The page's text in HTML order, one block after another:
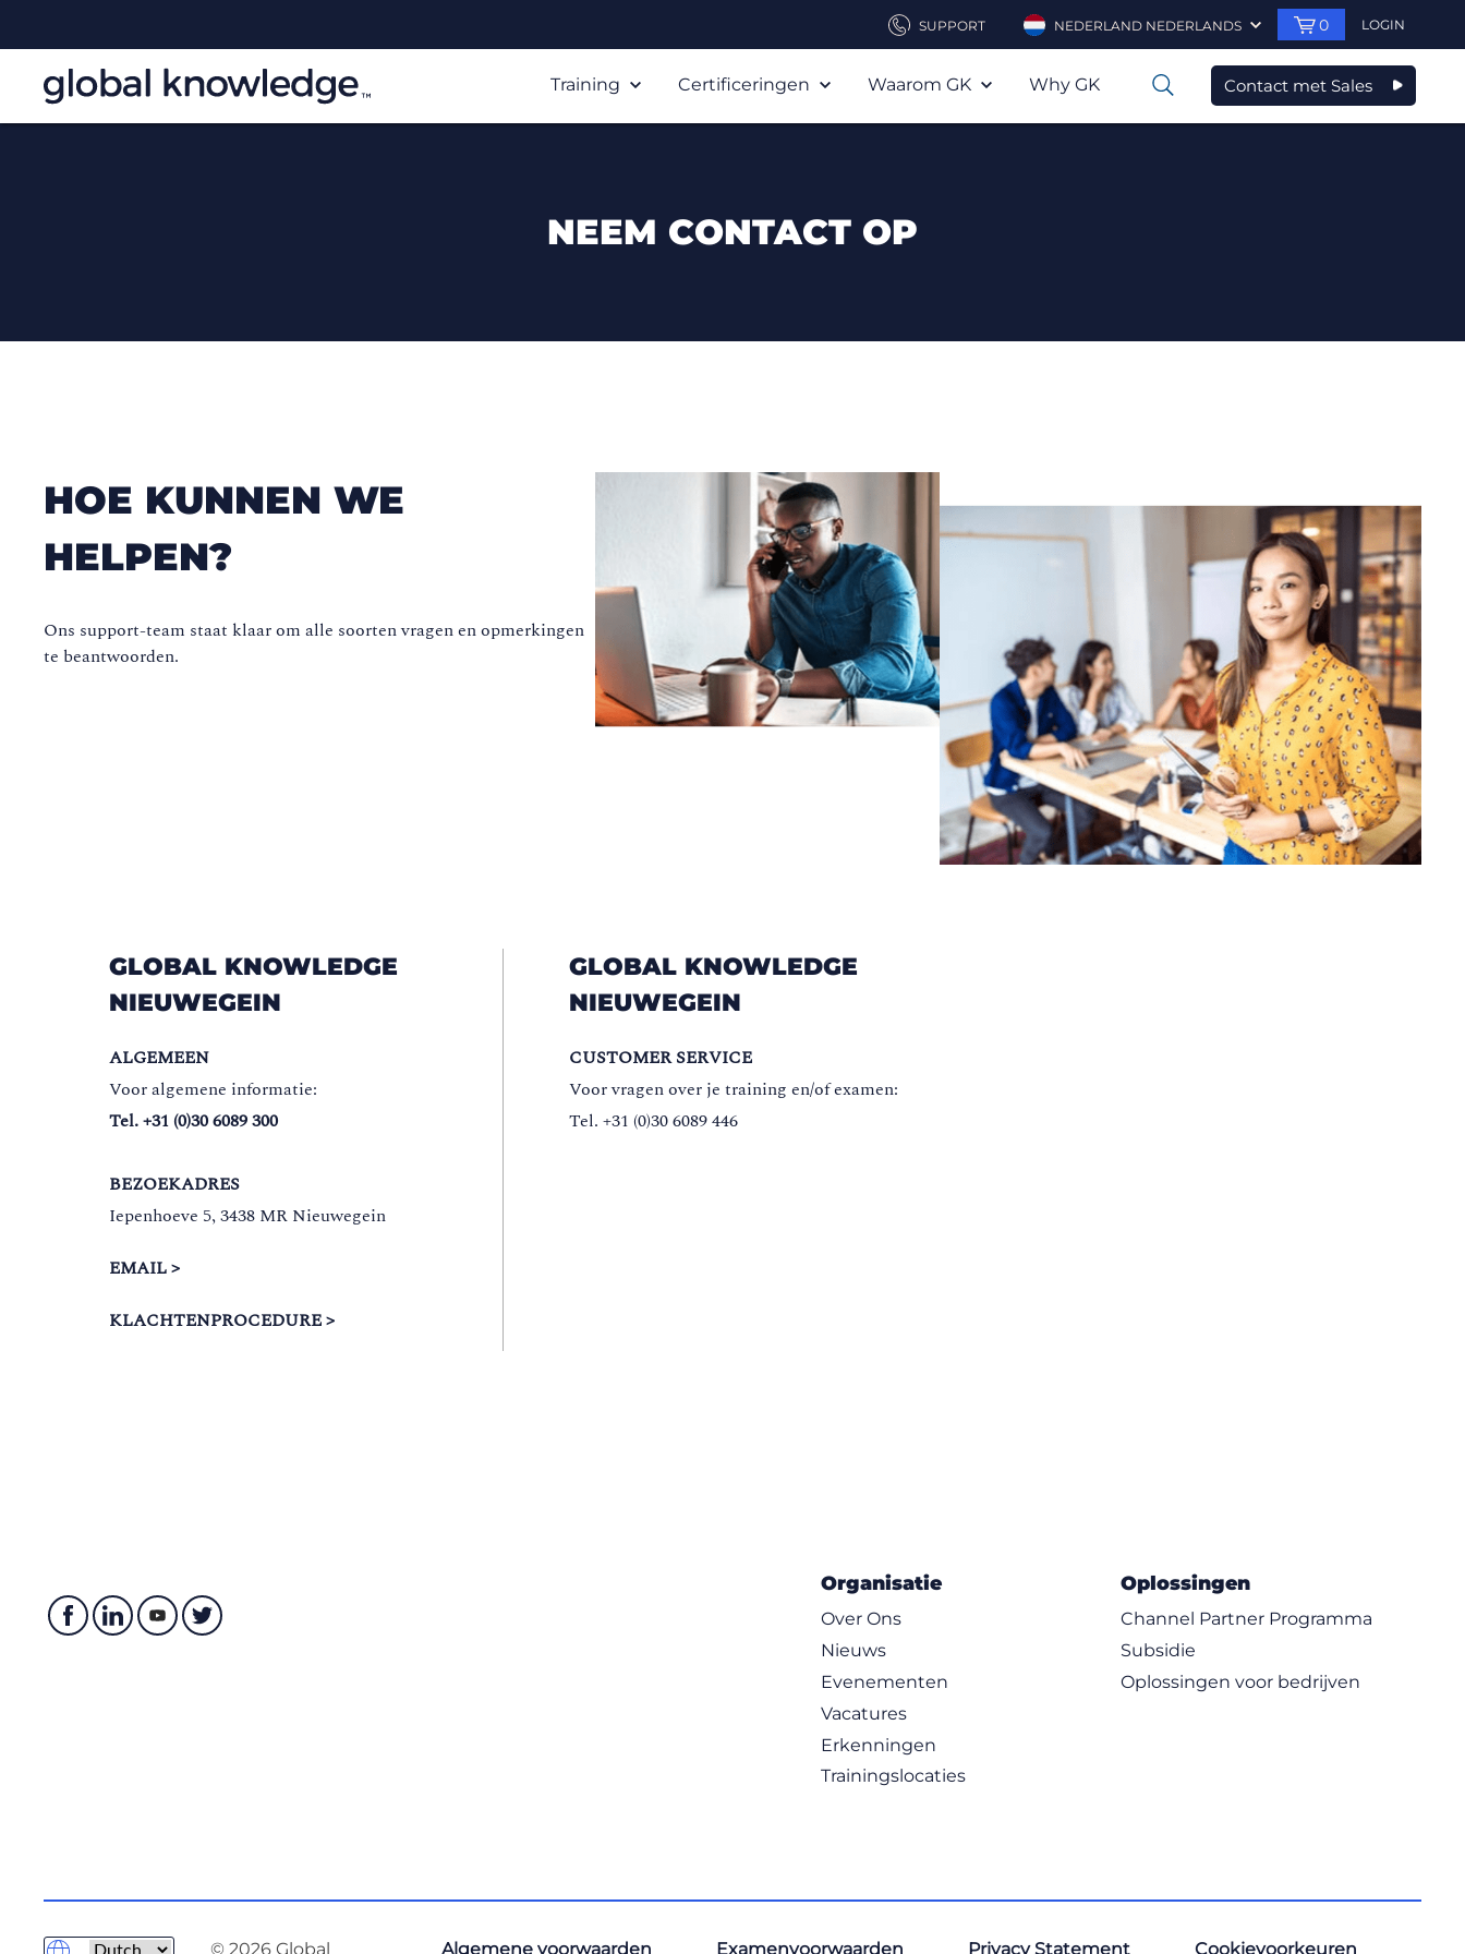
SUPPORT NEDERLAND NEDERLANDS 0 LOGIN
Training Certificeringen Waarom GK Why GK 0 Contact met Sales
NEEM CONTACT OP
HOE KUNNEN WE
HELPEN?
Ons support-team staat klaar om alle soorten vragen en opmerkingen
te beantwoorden.
GLOBAL KNOWLEDGE
NIEUWEGEIN
ALGEMEEN
Voor algemene informatie:
Tel. +31 (0)30 6089 300
BEZOEKADRES
Iepenhoeve 5, 3438 MR Nieuwegein
EMAIL >
KLACHTENPROCEDURE >
GLOBAL KNOWLEDGE
NIEUWEGEIN
CUSTOMER SERVICE
Voor vragen over je training en/of examen:
Tel. +31 (0)30 6089 446
Organisatie
Over Ons
Nieuws
Evenementen
Vacatures
Erkenningen
Trainingslocaties
Oplossingen
Channel Partner Programma
Subsidie
Oplossingen voor bedrijven
© 2026 Global Algemene voorwaarden Examenvoorwaarden Privacy Statement Cookievoorkeuren